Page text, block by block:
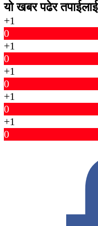
यो खबर पढेर
+1
0
+1
0
+1
0
+1
0
+1
0